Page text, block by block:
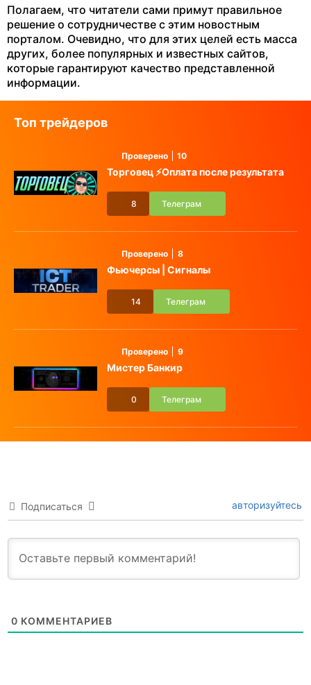
Полагаем, что читатели сами примут правильное
решение о сотрудничестве с этим новостным
порталом. Очевидно, что для этих целей есть масса
других, более популярных и известных сайтов,
которые гарантируют качество представленной
информации.
Топ трейдеров
Проверено 10
Торговец ⚡️Оплата после результата
8 Телеграм
Проверено 8
Фьючерсы | Сигналы
14 Телеграм
Проверено 9
Мистер Банкир
0 Телеграм
Подписаться авторизуйтесь
0 КОММЕНТАРИЕВ